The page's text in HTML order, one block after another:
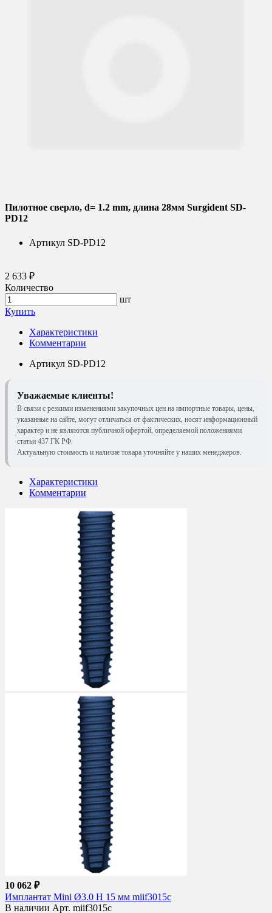
Пилотное сверло, d= 1.2 mm, длина 28мм Surgident SD-
PD12
Артикул SD-PD12
2 633 ₽
Количество
шт
Купить
Характеристики
Комментарии
Артикул SD-PD12
Уважаемые клиенты!
В связи с резкими изменениями закупочных цен на импортные товары, цены,
указанные на сайте, могут отличаться от фактических, носят информационный
характер и не являются публичной офертой, определяемой положениями
статьи 437 ГК РФ.
Актуальную стоимость и наличие товара уточняйте у наших менеджеров.
Характеристики
Комментарии
10 062 ₽
Имплантат Mini Ø3.0 H 15 мм miif3015c
В наличии Арт. miif3015c